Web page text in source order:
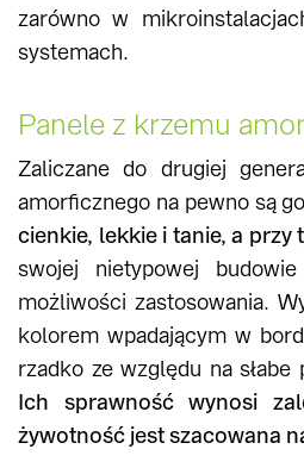
zarówno w
systemach.
Panele z krzemu
Zaliczane do drugiej
amorficznego na pewno są
cienkie, lekkie i tanie, a przy
swojej nietypowej
możliwości zastosowania.
kolorem wpadającym w
rzadko ze względu na
Ich sprawność wynosi
żywotność jest szacowana